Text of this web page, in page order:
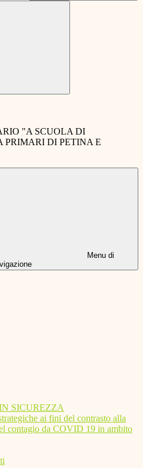
"A SCUOLA DI
PRIMARI DI PETINA E
Menu di
SICUREZZA
ai fini del contrasto alla
contagio da COVID 19 in ambito